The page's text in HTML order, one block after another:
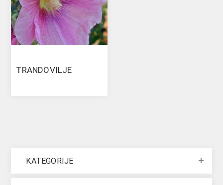
TRANDOVILJE
KATEGORIJE